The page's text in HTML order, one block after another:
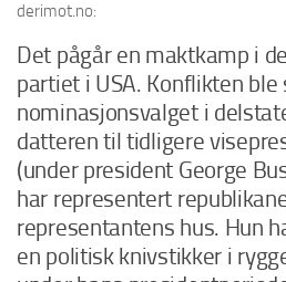
derimot.no:
Det pågår en maktkamp i
partiet i USA. Konflikten ble
nominasjonsvalget i
datteren til tidligere
(under president George
har representert
representantens hus. Hun
en politisk knivstikker i